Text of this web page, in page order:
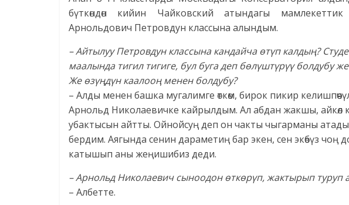
бүткөндөн кийин Чайковский атындагы
Арнольдович Петровдун классына алындым.
– Айтылуу Петровдун классына кандайча өтүп калдың?
маалында тигил тигиге, бул буга деп бөлүштүрүү болдубу
Же өзүңдүн каалооң менен болдубу?
– Алды менен башка мугалимге өткөм, бирок пикир
Арнольд Николаевичке кайрылдым. Ал абдан жакшы, айкөл
убактысын айтты. Ойнойсуң деп он чакты чыгарманы
бердим. Аягында сенин дараметиң бар экен, сен экөбүз чоң
катышып аны жеңишибиз деди.
– Арнольд Николаевич сыноодон өткөрүп, жактырып туруп
– Албетте.